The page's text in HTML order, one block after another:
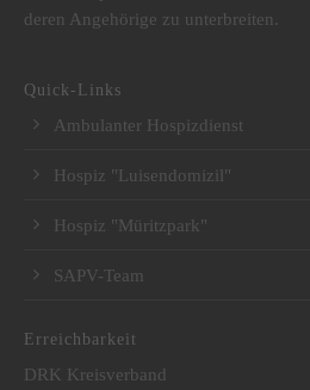
deren Angehörige zu unterbreiten.
Quick-Links
Ambulanter Hospizdienst
Hospiz "Luisendomizil"
Hospiz "Müritzpark"
SAPV-Team
Erreichbarkeit
DRK Kreisverband